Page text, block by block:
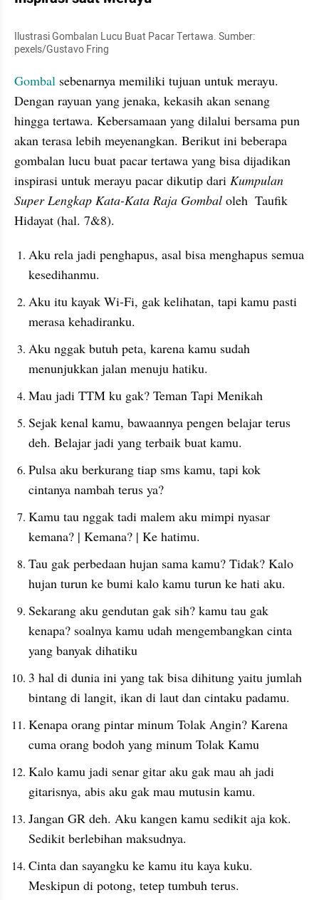
Ilustrasi Gombalan Lucu Buat Pacar Tertawa. Sumber:
pexels/Gustavo Fring
Gombal sebenarnya memiliki tujuan untuk merayu.
Dengan rayuan yang jenaka, kekasih akan senang
hingga tertawa. Kebersamaan yang dilalui bersama pun
akan terasa lebih meyenangkan. Berikut ini beberapa
gombalan lucu buat pacar tertawa yang bisa dijadikan
inspirasi untuk merayu pacar dikutip dari Kumpulan
Super Lengkap Kata-Kata Raja Gombal oleh  Taufik
Hidayat (hal. 7&8).
Aku rela jadi penghapus, asal bisa menghapus semua
kesedihanmu.
Aku itu kayak Wi-Fi, gak kelihatan, tapi kamu pasti
merasa kehadiranku.
Aku nggak butuh peta, karena kamu sudah
menunjukkan jalan menuju hatiku.
Mau jadi TTM ku gak? Teman Tapi Menikah
Sejak kenal kamu, bawaannya pengen belajar terus
deh. Belajar jadi yang terbaik buat kamu.
Pulsa aku berkurang tiap sms kamu, tapi kok
cintanya nambah terus ya?
Kamu tau nggak tadi malem aku mimpi nyasar
kemana? | Kemana? | Ke hatimu.
Tau gak perbedaan hujan sama kamu? Tidak? Kalo
hujan turun ke bumi kalo kamu turun ke hati aku.
Sekarang aku gendutan gak sih? kamu tau gak
kenapa? soalnya kamu udah mengembangkan cinta
yang banyak dihatiku
3 hal di dunia ini yang tak bisa dihitung yaitu jumlah
bintang di langit, ikan di laut dan cintaku padamu.
Kenapa orang pintar minum Tolak Angin? Karena
cuma orang bodoh yang minum Tolak Kamu
Kalo kamu jadi senar gitar aku gak mau ah jadi
gitarisnya, abis aku gak mau mutusin kamu.
Jangan GR deh. Aku kangen kamu sedikit aja kok.
Sedikit berlebihan maksudnya.
Cinta dan sayangku ke kamu itu kaya kuku.
Meskipun di potong, tetep tumbuh terus.